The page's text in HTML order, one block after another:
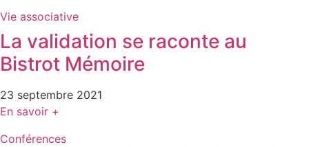
Vie associative
La validation se raconte au
Bistrot Mémoire
23 septembre 2021
En savoir +
Conférences